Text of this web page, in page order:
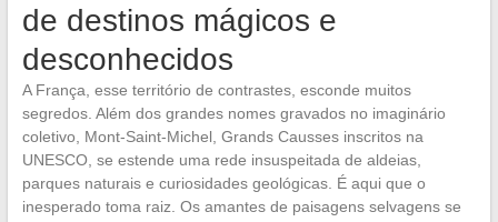
de destinos mágicos e
desconhecidos
A França, esse território de contrastes, esconde muitos
segredos. Além dos grandes nomes gravados no imaginário
coletivo, Mont-Saint-Michel, Grands Causses inscritos na
UNESCO, se estende uma rede insuspeitada de aldeias,
parques naturais e curiosidades geológicas. É aqui que o
inesperado toma raiz. Os amantes de paisagens selvagens se